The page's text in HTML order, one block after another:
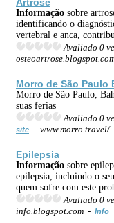
Informação sobre
identificando o
vertebral e anca,
Avaliado 0
Morro de São Paulo
Morro de São Paulo,
suas ferias
Avaliado 0
site - www.morro.travel/
Epilepsia
Informação sobre
epilepsia, incluindo o
quem sofre com este
Avaliado 0
info.blogspot.com - Info